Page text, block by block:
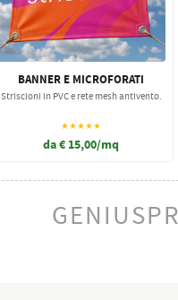
BANNER E MICROFORATI
Striscioni in PVC e rete mesh antivento.
★★★★★
da € 15,00/mq